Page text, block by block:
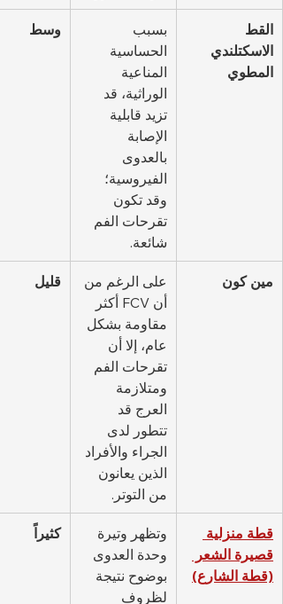
القط
الاسكتلندي
المطوي
بسبب
الحساسية
المناعية
الوراثية، قد
تزيد قابلية
الإصابة
بالعدوى
الفيروسية؛
وقد تكون
تقرحات الفم
شائعة.
وسط
مين كون
على الرغم من
أن FCV أكثر
مقاومة بشكل
عام، إلا أن
تقرحات الفم
ومتلازمة
العرج قد
تتطور لدى
الجراء والأفراد
الذين يعانون
من التوتر.
قليل
قطة منزلية
قصيرة الشعر
(قطة الشارع)
وتظهر وتيرة
وحدة العدوى
بوضوح نتيجة
لظروف
كثيراً